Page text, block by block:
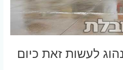
לעשות זאת כיום